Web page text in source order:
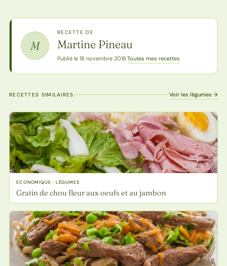
M
RECETTE DE
Martine Pineau
Publié le 18 novembre 2018·Toutes mes recettes
RECETTES SIMILAIRES Voir les légumes →
ECONOMIQUE · LÉGUMES
Gratin de chou fleur aux oeufs et au jambon